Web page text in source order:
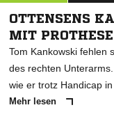
OTTENSENS
MIT PROTHESE
Tom Kankowski fehlen
des rechten
wie er trotz Handicap
Mehr lesen